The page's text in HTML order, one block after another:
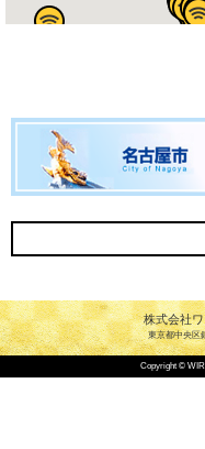
株式会社
東京都中央区
Copyright ©